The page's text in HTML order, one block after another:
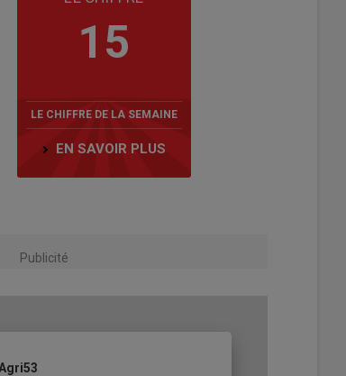
15
LE CHIFFRE DE LA SEMAINE
EN SAVOIR PLUS
Publicité